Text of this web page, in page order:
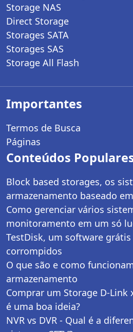
Storage NAS
Direct Storage
Storages SATA
Storages SAS
Storage All Flash
Importantes
Termos de Busca
Páginas
Conteúdos
Block based storages, os
armazenamento baseado
Como gerenciar vários
monitoramento em um só
TestDisk, um software
corrompidos
O que são e como
armazenamento
Comprar um Storage D-Link
é uma boa ideia?
NVR vs DVR - Qual é a